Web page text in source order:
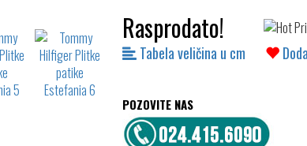
Rasprodato!
Tabela veličina u cm
POZOVITE NAS